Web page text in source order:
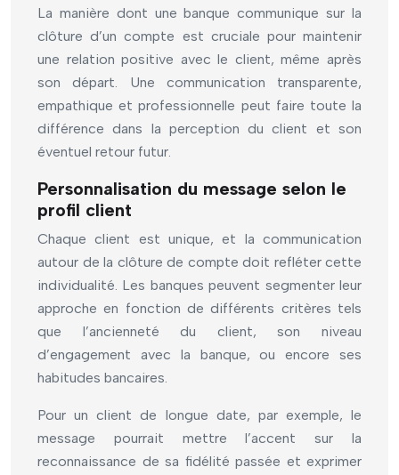
La manière dont une banque communique sur la
clôture d’un compte est cruciale pour maintenir
une relation positive avec le client, même après
son départ. Une communication transparente,
empathique et professionnelle peut faire toute la
différence dans la perception du client et son
éventuel retour futur.
Personnalisation du message selon le
profil client
Chaque client est unique, et la communication
autour de la clôture de compte doit refléter cette
individualité. Les banques peuvent segmenter leur
approche en fonction de différents critères tels
que l’ancienneté du client, son niveau
d’engagement avec la banque, ou encore ses
habitudes bancaires.
Pour un client de longue date, par exemple, le
message pourrait mettre l’accent sur la
reconnaissance de sa fidélité passée et exprimer